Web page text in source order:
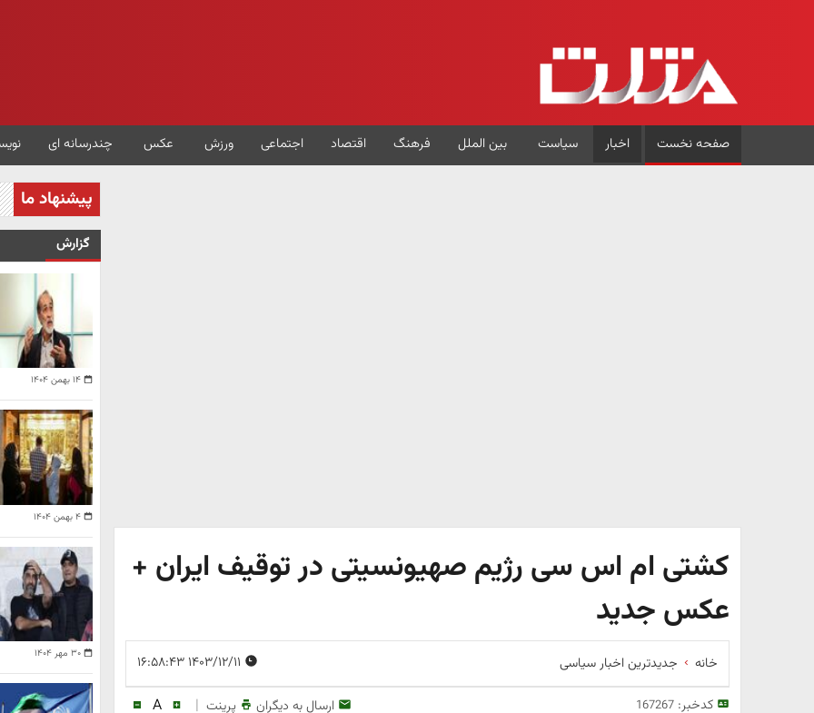
صفحه نخست اخبار سیاست بین الملل فرهنگ اقتصاد اجتماعی ورزش عکس چندرسانه ای
کشتی ام اس سی رژیم صهیونسیتی در توقیف ایران +
عکس جدید
خانه جدیدترین اخبار سیاسی
کدخبر:167267 ارسال به دیگران پرینت |
A
پیشنهاد ما
گزارش
۱۴ بهمن ۱۴۰۴
۴ بهمن ۱۴۰۴
۳۰ مهر ۱۴۰۴